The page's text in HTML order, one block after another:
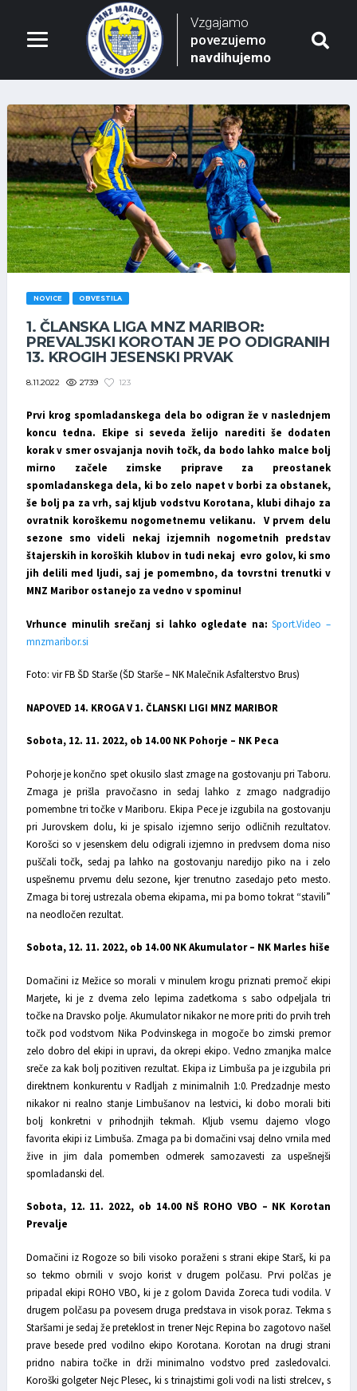
Vzgajamo
povezujemo
navdihujemo
NOVICE OBVESTILA
1. ČLANSKA LIGA MNZ MARIBOR:
PREVALJSKI KOROTAN JE PO ODIGRANIH
13. KROGIH JESENSKI PRVAK
8.11.2022 2739 123
Prvi krog spomladanskega dela bo odigran že v naslednjem
koncu tedna. Ekipe si seveda želijo narediti še dodaten
korak v smer osvajanja novih točk, da bodo lahko malce bolj
mirno začele zimske priprave za preostanek
spomladanskega dela, ki bo zelo napet v borbi za obstanek,
še bolj pa za vrh, saj kljub vodstvu Korotana, klubi dihajo za
ovratnik koroškemu nogometnemu velikanu. V prvem delu
sezone smo videli nekaj izjemnih nogometnih predstav
štajerskih in koroških klubov in tudi nekaj evro golov, ki smo
jih delili med ljudi, saj je pomembno, da tovrstni trenutki v
MNZ Maribor ostanejo za vedno v spominu!
Vrhunce minulih srečanj si lahko ogledate na:Sport.Video –
mnzmaribor.si
Foto: vir FB ŠD Starše (ŠD Starše – NK Malečnik Asfalterstvo Brus)
NAPOVED 14. KROGA V 1. ČLANSKI LIGI MNZ MARIBOR
Sobota, 12. 11. 2022, ob 14.00 NK Pohorje – NK Peca
Pohorje je končno spet okusilo slast zmage na gostovanju pri Taboru.
Zmaga je prišla pravočasno in sedaj lahko z zmago nadgradijo
pomembne tri točke v Mariboru. Ekipa Pece je izgubila na gostovanju
pri Jurovskem dolu, ki je spisalo izjemno serijo odličnih rezultatov.
Korošci so v jesenskem delu odigrali izjemno in predvsem doma niso
puščali točk, sedaj pa lahko na gostovanju naredijo piko na i zelo
uspešnemu prvemu delu sezone, kjer trenutno zasedajo peto mesto.
Zmaga bi torej ustrezala obema ekipama, mi pa bomo tokrat “stavili”
na neodločen rezultat.
Sobota, 12. 11. 2022, ob 14.00 NK Akumulator – NK Marles hiše
Domačini iz Mežice so morali v minulem krogu priznati premoč ekipi
Marjete, ki je z dvema zelo lepima zadetkoma s sabo odpeljala tri
točke na Dravsko polje. Akumulator nikakor ne more priti do prvih treh
točk pod vodstvom Nika Podvinskega in mogoče bo zimski premor
zelo dobro del ekipi in upravi, da okrepi ekipo. Vedno zmanjka malce
sreče za kak bolj pozitiven rezultat. Ekipa iz Limbuša pa je izgubila pri
direktnem konkurentu v Radljah z minimalnih 1:0. Predzadnje mesto
nikakor ni realno stanje Limbušanov na lestvici, ki dobo morali biti
bolj konkretni v prihodnjih tekmah. Kljub vsemu dajemo vlogo
favorita ekipi iz Limbuša. Zmaga pa bi domačini vsaj delno vrnila med
žive in jim dala pomemben odmerek samozavesti za uspešnejši
spomladanski del.
Sobota, 12. 11. 2022, ob 14.00 NŠ ROHO VBO – NK Korotan
Prevalje
Domačini iz Rogoze so bili visoko poraženi s strani ekipe Starš, ki pa
so tekmo obrnili v svojo korist v drugem polčasu. Prvi polčas je
pripadal ekipi ROHO VBO, ki je z golom Davida Zoreca tudi vodila. V
drugem polčasu pa povesem druga predstava in visok poraz. Tekma s
Staršami je sedaj že preteklost in trener Nejc Repina bo zagotovo našel
prave besede pred vodilno ekipo Korotana. Korotan na drugi strani
pridno nabira točke in drži minimalno vodstvo pred zasledovalci.
Koroški golgeter Nejc Plesec, ki s trinajstimi goli vodi na listi strelcev, s